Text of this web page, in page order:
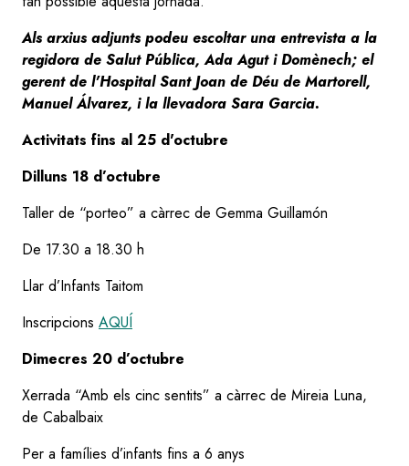
Als arxius adjunts podeu escoltar una entrevista a la
regidora de Salut Pública, Ada Agut i Domènech; el
gerent de l'Hospital Sant Joan de Déu de Martorell,
Manuel Álvarez, i la llevadora Sara Garcia.
Activitats fins al 25 d'octubre
Dilluns 18 d’octubre
Taller de “porteo” a càrrec de Gemma Guillamón
De 17.30 a 18.30 h
Llar d’Infants Taitom
Inscripcions AQUÍ
Dimecres 20 d’octubre
Xerrada “Amb els cinc sentits” a càrrec de Mireia Luna,
de Cabalbaix
Per a famílies d’infants fins a 6 anys